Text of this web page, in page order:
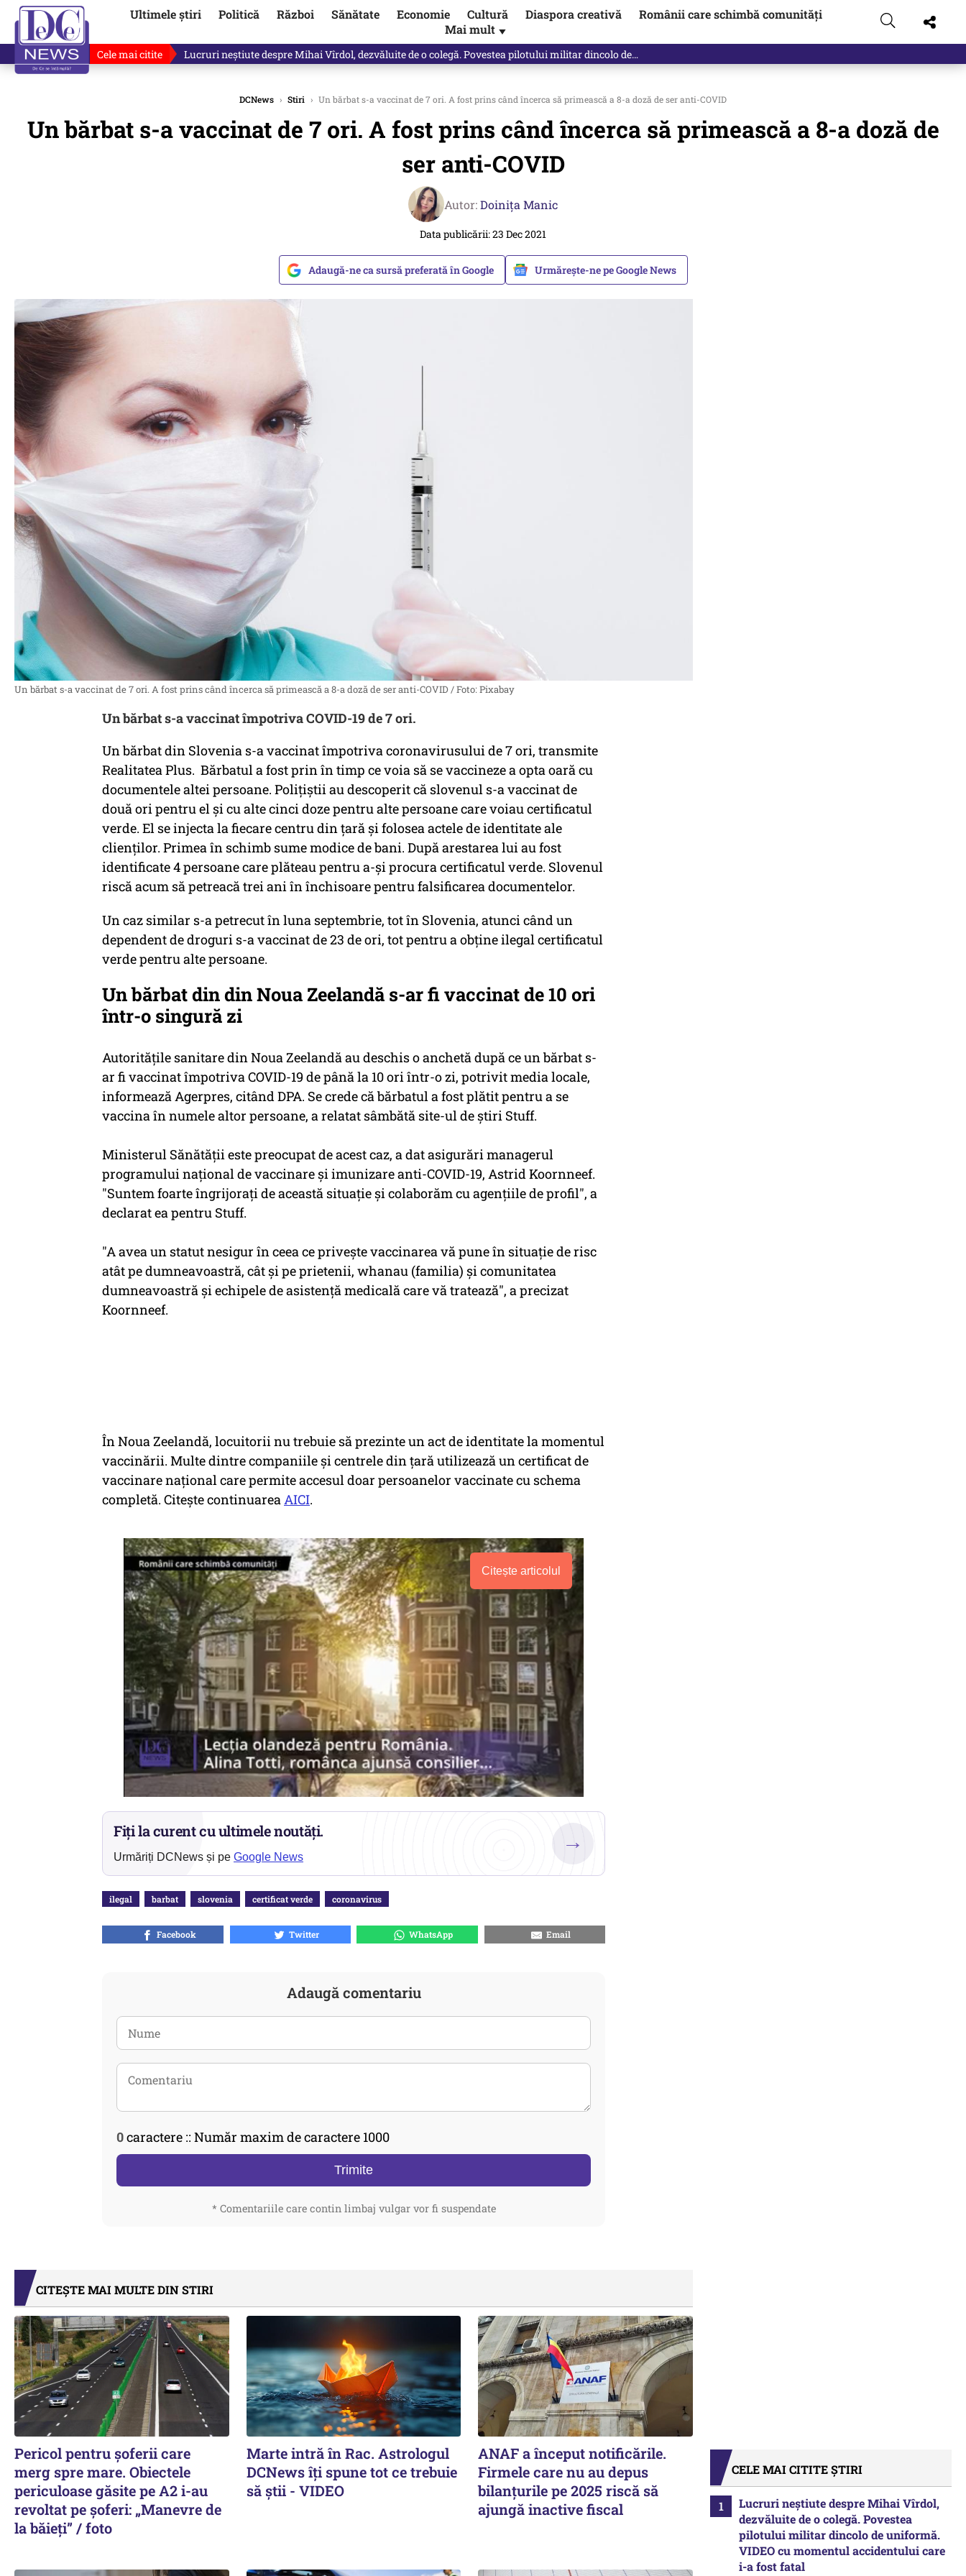
Ultimele știri Politică Război Sănătate Economie Cultură Diaspora creativă
Românii care schimbă comunități
Mai mult ▼
Cele mai citite Lucruri neștiute despre Mihai Vîrdol, dezvăluite de o colegă. Povestea pilotului militar dincolo de…
DCNews › Stiri › Un bărbat s-a vaccinat de 7 ori. A fost prins când încerca să primească a 8-a doză de ser anti-COVID
Un bărbat s-a vaccinat de 7 ori. A fost prins când încerca să primească a 8-a doză de
ser anti-COVID
Autor:Doinița Manic
Data publicării: 23 Dec 2021
Adaugă-ne ca sursă preferată în Google Urmărește-ne pe Google News
Un bărbat s-a vaccinat de 7 ori. A fost prins când încerca să primească a 8-a doză de ser anti-COVID / Foto: Pixabay
Un bărbat s-a vaccinat împotriva COVID-19 de 7 ori.
Un bărbat din Slovenia s-a vaccinat împotriva coronavirusului de 7 ori, transmite
Realitatea Plus. Bărbatul a fost prin în timp ce voia să se vaccineze a opta oară cu
documentele altei persoane. Polițiștii au descoperit că slovenul s-a vaccinat de
două ori pentru el și cu alte cinci doze pentru alte persoane care voiau certificatul
verde. El se injecta la fiecare centru din țară și folosea actele de identitate ale
clienților. Primea în schimb sume modice de bani. După arestarea lui au fost
identificate 4 persoane care plăteau pentru a-și procura certificatul verde. Slovenul
riscă acum să petreacă trei ani în închisoare pentru falsificarea documentelor.
Un caz similar s-a petrecut în luna septembrie, tot în Slovenia, atunci când un
dependent de droguri s-a vaccinat de 23 de ori, tot pentru a obține ilegal certificatul
verde pentru alte persoane.
Un bărbat din din Noua Zeelandă s-ar fi vaccinat de 10 ori
într-o singură zi
Autorităţile sanitare din Noua Zeelandă au deschis o anchetă după ce un bărbat s-
ar fi vaccinat împotriva COVID-19 de până la 10 ori într-o zi, potrivit media locale,
informează Agerpres, citând DPA. Se crede că bărbatul a fost plătit pentru a se
vaccina în numele altor persoane, a relatat sâmbătă site-ul de ştiri Stuff.
Ministerul Sănătăţii este preocupat de acest caz, a dat asigurări managerul
programului naţional de vaccinare şi imunizare anti-COVID-19, Astrid Koornneef.
"Suntem foarte îngrijoraţi de această situaţie şi colaborăm cu agenţiile de profil", a
declarat ea pentru Stuff.
"A avea un statut nesigur în ceea ce priveşte vaccinarea vă pune în situaţie de risc
atât pe dumneavoastră, cât şi pe prietenii, whanau (familia) şi comunitatea
dumneavoastră şi echipele de asistenţă medicală care vă tratează", a precizat
Koornneef.
În Noua Zeelandă, locuitorii nu trebuie să prezinte un act de identitate la momentul
vaccinării. Multe dintre companiile şi centrele din ţară utilizează un certificat de
vaccinare naţional care permite accesul doar persoanelor vaccinate cu schema
completă. Citește continuareaAICI.
Citește articolul
Fiți la curent cu ultimele noutăți.
Urmăriți DCNews și pe Google News
→
ilegal barbat slovenia certificat verde coronavirus
Facebook Twitter WhatsApp Email
Adaugă comentariu
0caractere :: Număr maxim de caractere 1000
Trimite
* Comentariile care contin limbaj vulgar vor fi suspendate
CITEȘTE MAI MULTE DIN STIRI
Pericol pentru șoferii care
merg spre mare. Obiectele
periculoase găsite pe A2 i-au
revoltat pe șoferi: „Manevre de
la băieți” / foto
Marte intră în Rac. Astrologul
DCNews îți spune tot ce trebuie
să știi - VIDEO
ANAF a început notificările.
Firmele care nu au depus
bilanțurile pe 2025 riscă să
ajungă inactive fiscal
CELE MAI CITITE ȘTIRI
Lucruri neștiute despre Mihai Vîrdol,
dezvăluite de o colegă. Povestea
pilotului militar dincolo de uniformă.
VIDEO cu momentul accidentului care
i-a fost fatal